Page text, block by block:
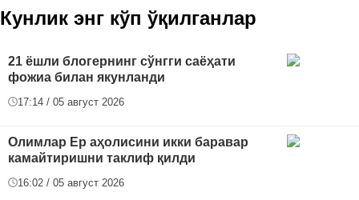
Кунлик энг кўп ўқилганлар
21 ёшли блогернинг сўнгги саёҳати
фожиа билан якунланди
17:14 / 05 август 2026
Олимлар Ер аҳолисини икки баравар
камайтиришни таклиф қилди
16:02 / 05 август 2026